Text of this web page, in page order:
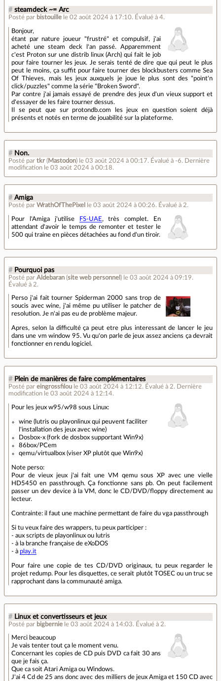
# steamdeck ~= Arc
Posté par bistouille le 02 août 2024 à 17:10. Évalué à 4.
Bonjour,
étant par nature joueur "frustré" et compulsif, j'ai
acheté une steam deck l'an passé. Apparemment
c'est Proton sur une distrib linux (Arch) qui fait le job
pour faire tourner les jeux. Je serais tenté de dire que qui peut le plus
peut le moins, ça suffit pour faire tourner des blockbusters comme Sea
Of Thieves, mais les jeux auxquels je joue le plus sont des "point'n
click/puzzles" comme la série "Broken Sword".
Par contre j'ai jamais essayé de prendre des jeux d'un vieux support et
d'essayer de les faire tourner dessus.
Il se peut que sur protondb.com les jeux en question soient déjà
présents et notés en terme de jouabilité sur la plateforme.
# Non.
Posté par tkr ( Mastodon) le 03 août 2024 à 00:17. Évalué à -6. Dernière
modification le 03 août 2024 à 00:18.
# Amiga
Posté par WrathOfThePixel le 03 août 2024 à 00:26. Évalué à 2.
Pour l'Amiga j'utilise FS-UAE, très complet. En
attendant d'avoir le temps de remonter et tester le
500 qui traine en pièces détachées au fond d'un tiroir.
# Pourquoi pas
Posté par Aldebaran (site web personnel ) le 03 août 2024 à 09:19.
Évalué à 2.
Perso j'ai fait tourner Spiderman 2000 sans trop de
soucis avec wine, j'ai même pu utiliser le patcher de
resolution. Je n'ai pas eu de problème majeur.
Apres, selon la difficulté ça peut etre plus interessant de lancer le jeu
dans une vm window 95. Vu qu'on parle de jeux assez anciens ça devrait
fonctionner en rendu logiciel.
# Plein de manières de faire complémentaires
Posté par eingrossfilou le 03 août 2024 à 12:12. Évalué à 2. Dernière
modification le 03 août 2024 à 12:14.
Pour les jeux w95/w98 sous Linux:
wine (lutris ou playonlinux qui peuvent faciliter
l'installation des jeux avec wine)
Dosbox-x (fork de dosbox supportant Win9x)
86box/PCem
qemu/virtualbox (viser XP plutôt que Win9x)
Note perso:
Pour de vieux jeux j'ai fait une VM qemu sous XP avec une vielle
HD5450 en passthrough. Ça fonctionne sans pb. On peut facilement
passer un dev device à la VM, donc le CD/DVD/floppy directement au
lecteur.
Contrainte: il faut une machine permettant de faire du vga passthrough
Si tu veux faire des wrappers, tu peux participer :
- aux scripts de playonlinux ou lutris
- à la branche française de eXoDOS
- à play.it
Pour faire une copie de tes CD/DVD originaux, tu peux regarder le
projet redump. Pour les disquettes, ce serait plutôt TOSEC ou un truc se
rapprochant dans la communauté amiga.
# Linux et convertisseurs et jeux
Posté par bigbernie le 03 août 2024 à 14:03. Évalué à 2.
Merci beaucoup
Je vais tenter tout ça le moment venu.
Concernant les copies de CD puis DVD ca fait 30 ans
que je fais ça.
Que ca soit Atari Amiga ou Windows.
J'ai 4 Cd de 25 ans donc avec des milliers de jeux Amiga et 150 CD avec